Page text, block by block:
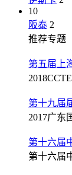
10
阪泰 2
推荐专题
第五届上
第十九届
2017广东
第十六届
第十六届